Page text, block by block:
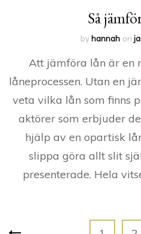
Så
by hannah on
Att jämföra lån är en
låneprocessen. Utan en
veta vilka lån som finns
aktörer som erbjuder
hjälp av en opartisk
slippa göra allt slit
presenterade. Hela
Sidnumrering